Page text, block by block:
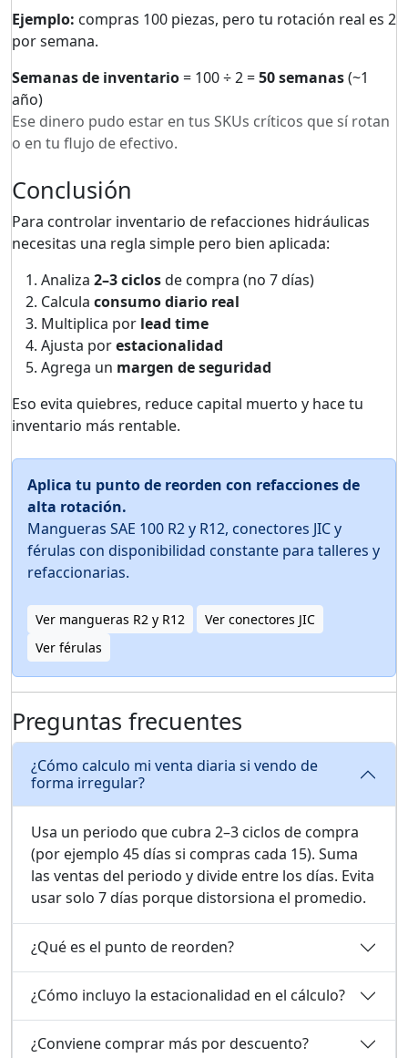
Ejemplo: compras 100 piezas, pero tu rotación real es 2
por semana.
Semanas de inventario= 100 ÷ 2 =50 semanas(~1
año)
Ese dinero pudo estar en tus SKUs críticos que sí rotan
o en tu flujo de efectivo.
Conclusión
Para controlar inventario de refacciones hidráulicas
necesitas una regla simple pero bien aplicada:
Analiza 2–3 ciclosde compra (no 7 días)
Calcula consumo diario real
Multiplica por lead time
Ajusta porestacionalidad
Agrega un margen de seguridad
Eso evita quiebres, reduce capital muerto y hace tu
inventario más rentable.
Aplica tu punto de reorden con refacciones de
alta rotación.
Mangueras SAE 100 R2 y R12, conectores JIC y
férulas con disponibilidad constante para talleres y
refaccionarias.
Ver mangueras R2 y R12
Ver conectores JIC
Ver férulas
Preguntas frecuentes
¿Cómo calculo mi venta diaria si vendo de
forma irregular?
Usa un periodo que cubra 2–3 ciclos de compra
(por ejemplo 45 días si compras cada 15). Suma
las ventas del periodo y divide entre los días. Evita
usar solo 7 días porque distorsiona el promedio.
¿Qué es el punto de reorden?
¿Cómo incluyo la estacionalidad en el cálculo?
¿Conviene comprar más por descuento?